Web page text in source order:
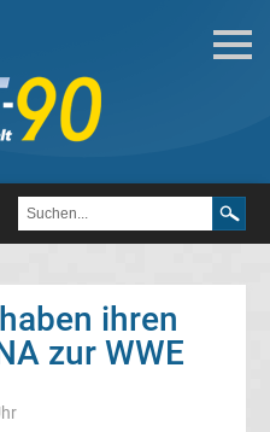
ihren
zur WWE